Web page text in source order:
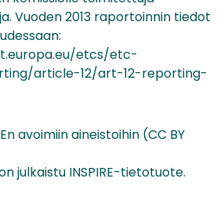
Vuoden 2013 raportoinnin tiedot
etcs/etc-
article-12/art-12-reporting-
avoimiin aineistoihin (CC BY
julkaistu INSPIRE-tietotuote.